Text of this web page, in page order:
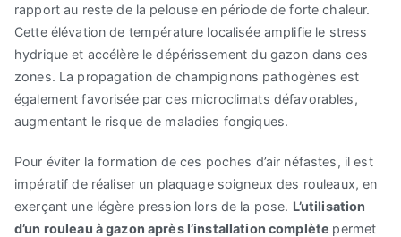
rapport au reste de la pelouse en période de forte chaleur.
Cette élévation de température localisée amplifie le stress
hydrique et accélère le dépérissement du gazon dans ces
zones. La propagation de champignons pathogènes est
également favorisée par ces microclimats défavorables,
augmentant le risque de maladies fongiques.
Pour éviter la formation de ces poches d’air néfastes, il est
impératif de réaliser un plaquage soigneux des rouleaux, en
exerçant une légère pression lors de la pose. L’utilisation
d’un rouleau à gazon après l’installation complète permet